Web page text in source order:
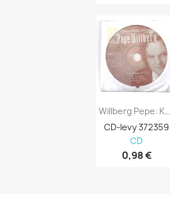
Willberg Pepe: Kosketus Jää, Promo...
CD-levy 372359
CD
0,98 €